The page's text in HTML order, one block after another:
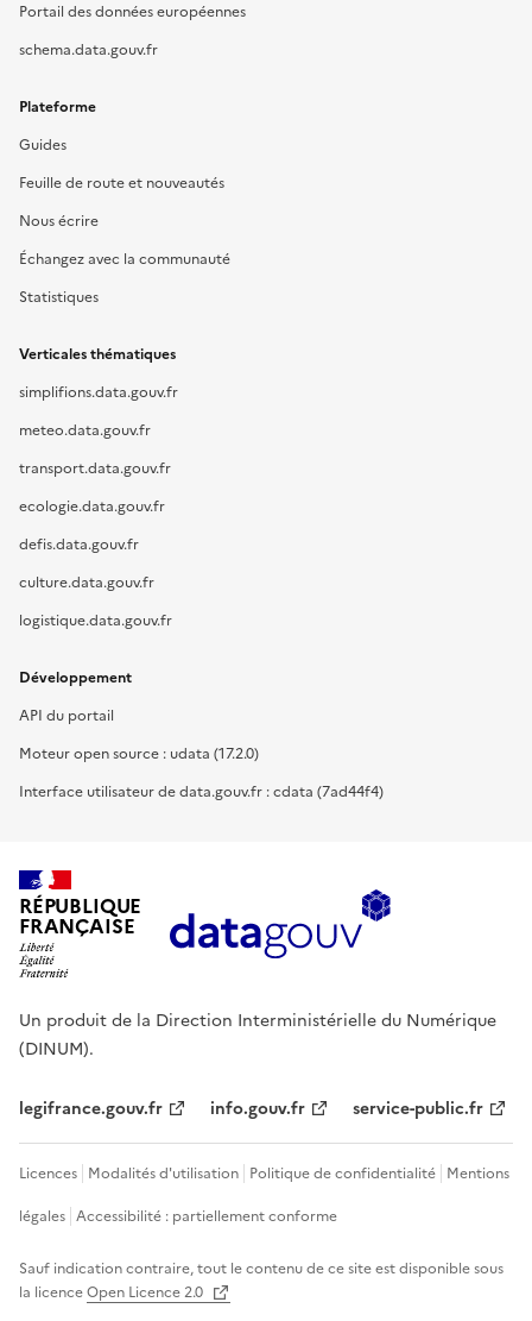
Portail des données européennes
schema.data.gouv.fr
Plateforme
Guides
Feuille de route et nouveautés
Nous écrire
Échangez avec la communauté
Statistiques
Verticales thématiques
simplifions.data.gouv.fr
meteo.data.gouv.fr
transport.data.gouv.fr
ecologie.data.gouv.fr
defis.data.gouv.fr
culture.data.gouv.fr
logistique.data.gouv.fr
Développement
API du portail
Moteur open source : udata (17.2.0)
Interface utilisateur de data.gouv.fr : cdata (7ad44f4)
RÉPUBLIQUE
FRANÇAISE
Un produit de la Direction Interministérielle du Numérique
(DINUM).
legifrance.gouv.fr info.gouv.fr service-public.fr
Licences Modalités d'utilisation Politique de confidentialité Mentions
légales Accessibilité : partiellement conforme
Sauf indication contraire, tout le contenu de ce site est disponible sous
la licenceOpen Licence 2.0